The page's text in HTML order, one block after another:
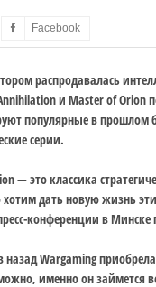
Facebook
распродавалась
и Master of Orion
популярные в прошлом
серии.
— это классика
дать новую жизнь
конференции в Минске
Wargaming
именно он займется